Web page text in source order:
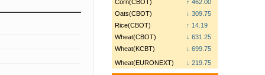
Corn(CBOT)
↑ 462.00
Oats(CBOT)
↓ 309.75
Rice(CBOT)
↑ 14.19
Wheat(CBOT)
↓ 631.25
Wheat(KCBT)
↓ 699.75
Wheat(EURONEXT)
↓ 219.75